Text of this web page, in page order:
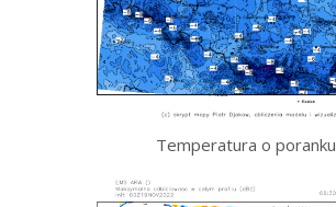
Temperatura o poranku